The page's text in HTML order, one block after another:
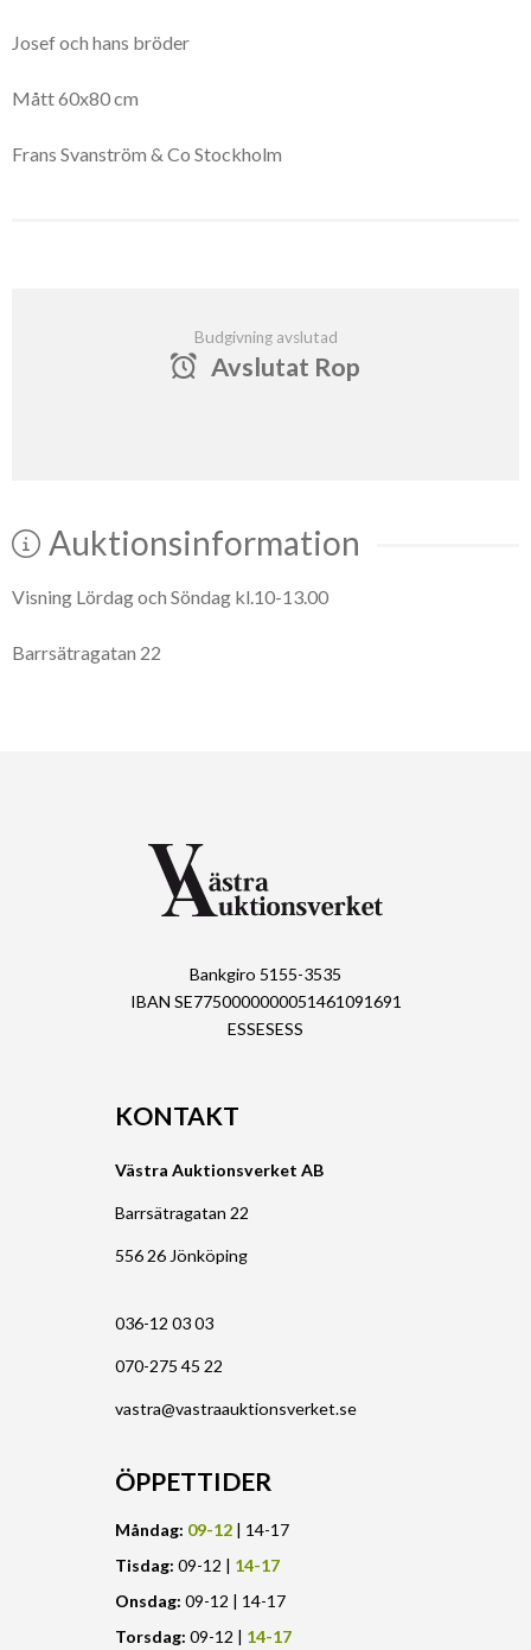
Josef och hans bröder
Mått 60x80 cm
Frans Svanström & Co Stockholm
Budgivning avslutad
Avslutat Rop
Auktionsinformation
Visning Lördag och Söndag kl.10-13.00
Barrsätragatan 22
Bankgiro 5155-3535
IBAN SE7750000000051461091691
ESSESESS
KONTAKT
Västra Auktionsverket AB
Barrsätragatan 22
556 26 Jönköping
036-12 03 03
070-275 45 22
vastra@vastraauktionsverket.se
ÖPPETTIDER
Måndag: 09-12 | 14-17
Tisdag: 09-12 | 14-17
Onsdag: 09-12 | 14-17
Torsdag: 09-12 | 14-17